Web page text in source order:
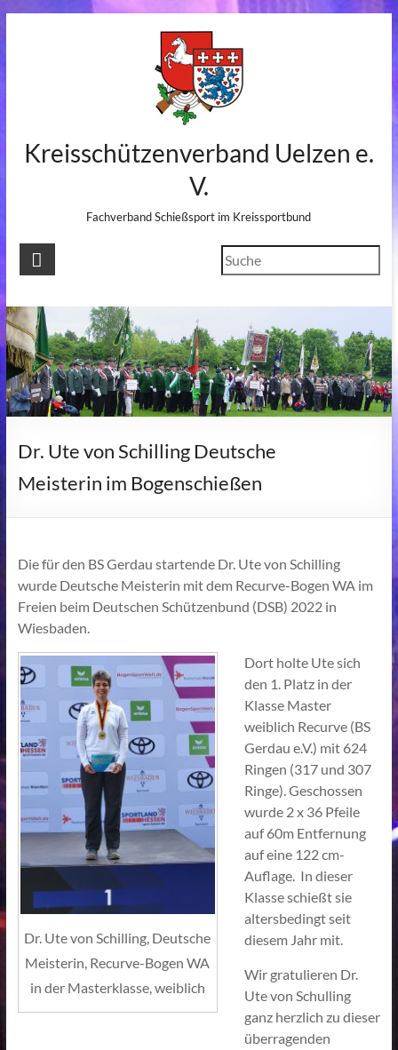
Kreisschützenverband Uelzen e.
V.
Fachverband Schießsport im Kreissportbund
Dr. Ute von Schilling Deutsche
Meisterin im Bogenschießen
Die für den BS Gerdau startende Dr. Ute von Schilling
wurde Deutsche Meisterin mit dem Recurve-Bogen WA im
Freien beim Deutschen Schützenbund (DSB) 2022 in
Wiesbaden.
Dr. Ute von Schilling, Deutsche
Meisterin, Recurve-Bogen WA
in der Masterklasse, weiblich
Dort holte Ute sich
den 1. Platz in der
Klasse Master
weiblich Recurve (BS
Gerdau e.V.) mit 624
Ringen (317 und 307
Ringe). Geschossen
wurde 2 x 36 Pfeile
auf 60m Entfernung
auf eine 122 cm-
Auflage. In dieser
Klasse schießt sie
altersbedingt seit
diesem Jahr mit.
Wir gratulieren Dr.
Ute von Schulling
ganz herzlich zu dieser
überragenden